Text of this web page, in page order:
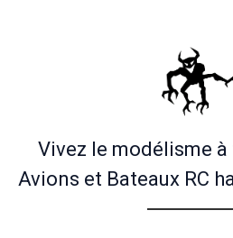
Vivez le modélisme
Avions et Bateaux RC